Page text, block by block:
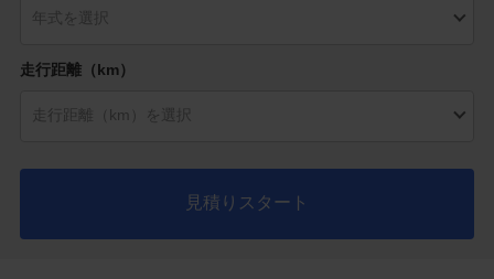
走行距離（km）
見積りスタート